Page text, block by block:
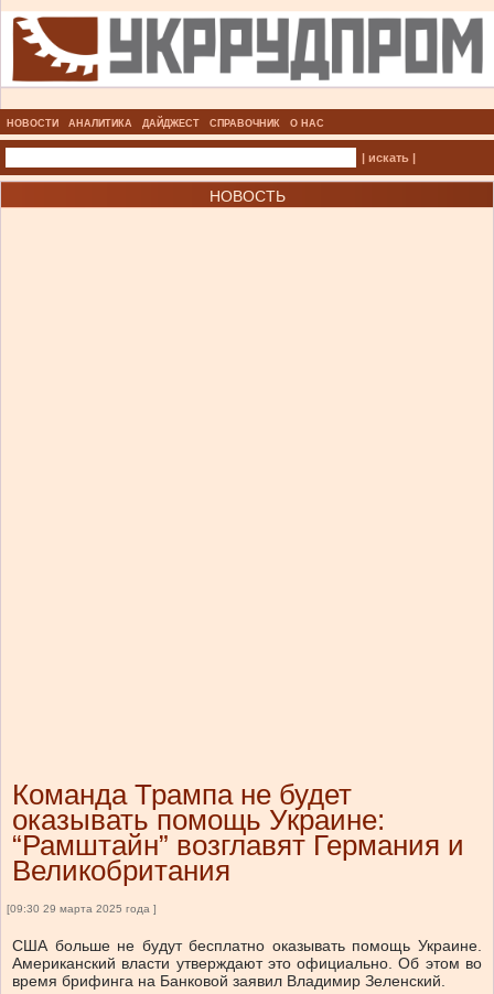
НОВОСТИ АНАЛИТИКА ДАЙДЖЕСТ СПРАВОЧНИК О НАС
| искать |
НОВОСТЬ
Команда Трампа не будет
оказывать помощь Украине:
“Рамштайн” возглавят Германия и
Великобритания
[09:30 29 марта 2025 года ]
США больше не будут бесплатно оказывать помощь Украине.
Американский власти утверждают это официально. Об этом во
время брифинга на Банковой заявил Владимир Зеленский.